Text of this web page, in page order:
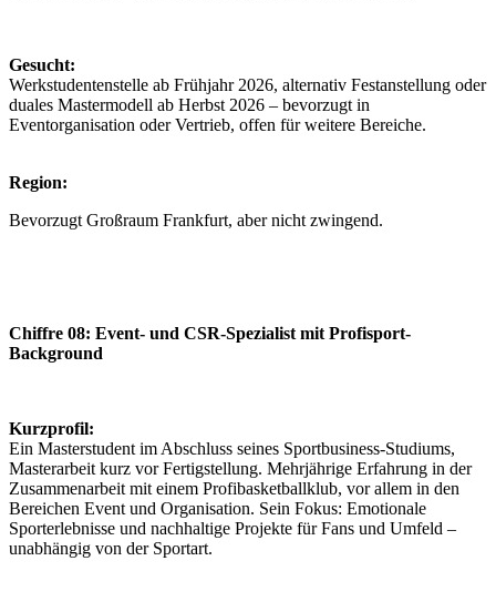
Gesucht:
Werkstudentenstelle ab Frühjahr 2026, alternativ Festanstellung oder
duales Mastermodell ab Herbst 2026 – bevorzugt in
Eventorganisation oder Vertrieb, offen für weitere Bereiche.
Region:
Bevorzugt Großraum Frankfurt, aber nicht zwingend.
Chiffre 08: Event- und CSR-Spezialist mit Profisport-
Background
Kurzprofil:
Ein Masterstudent im Abschluss seines Sportbusiness-Studiums,
Masterarbeit kurz vor Fertigstellung. Mehrjährige Erfahrung in der
Zusammenarbeit mit einem Profibasketballklub, vor allem in den
Bereichen Event und Organisation. Sein Fokus: Emotionale
Sporterlebnisse und nachhaltige Projekte für Fans und Umfeld –
unabhängig von der Sportart.